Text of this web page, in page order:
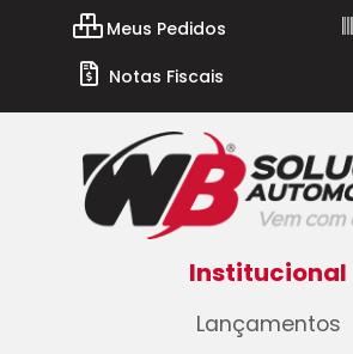
Meus Pedidos
Notas Fiscais
Institucional
Lançamentos